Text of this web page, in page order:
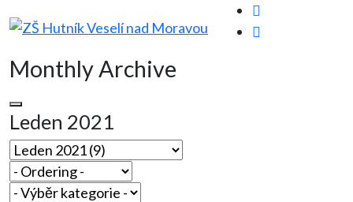
Monthly Archive
Leden 2021